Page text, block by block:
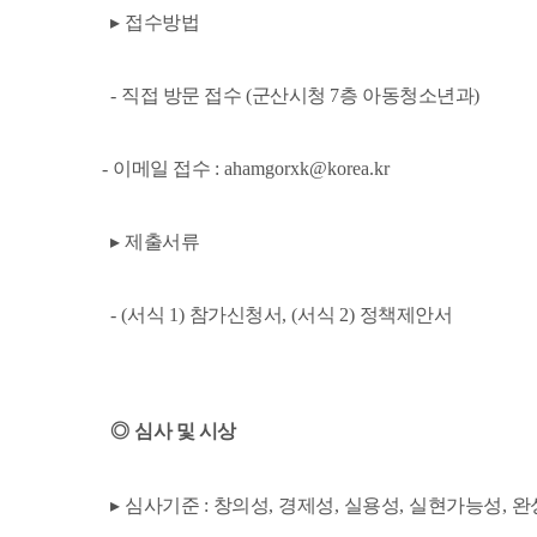
▸ 접수방법
- 직접 방문 접수 (군산시청 7층 아동청소년과)
- 이메일 접수 : ahamgorxk@korea.kr
▸ 제출서류
- (서식 1) 참가신청서, (서식 2) 정책제안서
◎ 심사 및 시상
▸ 심사기준 : 창의성, 경제성, 실용성, 실현가능성, 완